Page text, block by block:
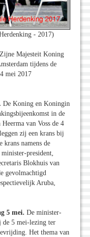
- 2017)
Majesteit Koning
tijdens de
mei 2017
De Koning en Koningin
in de
van Voss de 4
zij een krans bij
krans namens de
president,
Blokhuis van
gevolmachtigd
Aruba,
5 mei. De minister-
de 5 mei-lezing ter
Het thema van